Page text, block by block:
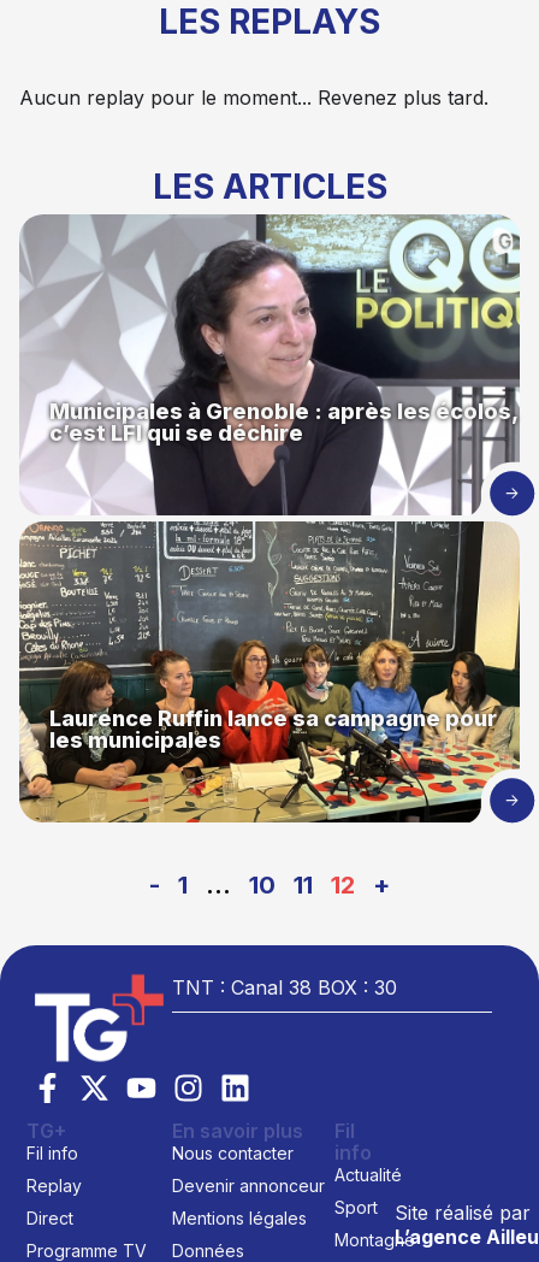
LES REPLAYS
Aucun replay pour le moment... Revenez plus tard.
LES ARTICLES
Municipales à Grenoble : après les écolos,
c’est LFI qui se déchire
Laurence Ruffin lance sa campagne pour
les municipales
- 1 … 10 11 12 +
TNT : Canal 38 BOX : 30
Site réalisé par
L’agence
TG+
Fil info
Replay
Direct
Programme TV
En savoir plus
Nous contacter
Devenir annonceur
Mentions légales
Données
Fil
info
Actualité
Sport
Montagne